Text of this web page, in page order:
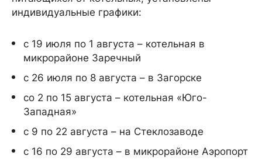
индивидуальные графики:
с 19 июля по 1 августа – котельная в
микрорайоне Заречный
с 26 июля по 8 августа – в Загорске
со 2 по 15 августа – котельная «Юго-
Западная»
с 9 по 22 августа – на Стеклозаводе
с 16 по 29 августа – в микрорайоне Аэропорт